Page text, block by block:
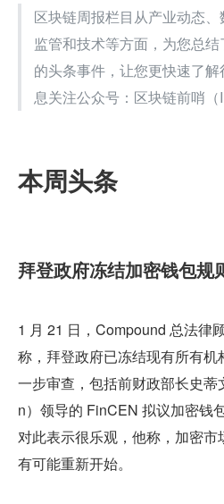
区块链周报栏目从产业动态、
监管和技术等方面，为您总
的头条事件，让您更快速了
息关注公众号：区块链前哨（
本周头条
拜登政府冻结加密钱包规
1 月 21 日，Compound 总法律
称，拜登政府已冻结现有所有
一步审查，包括前财政部长史蒂
n）领导的 FinCEN 拟议加密钱
对此表示很乐观，他称，加密市
有可能重新开始。